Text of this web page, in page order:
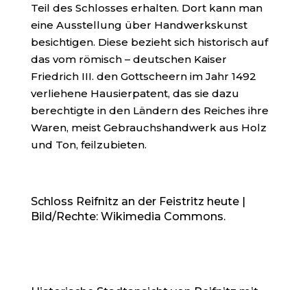
Teil des Schlosses erhalten. Dort kann man
eine Ausstellung über Handwerkskunst
besichtigen. Diese bezieht sich historisch auf
das vom römisch – deutschen Kaiser
Friedrich III. den Gottscheern im Jahr 1492
verliehene Hausierpatent, das sie dazu
berechtigte in den Ländern des Reiches ihre
Waren, meist Gebrauchshandwerk aus Holz
und Ton, feilzubieten.
Schloss Reifnitz an der Feistritz heute |
Bild/Rechte: Wikimedia Commons.